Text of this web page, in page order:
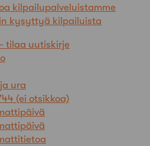
kilpailupalveluistamme
kysyttyä kilpailuista
tilaa uutiskirje
ura
(ei otsikkoa)